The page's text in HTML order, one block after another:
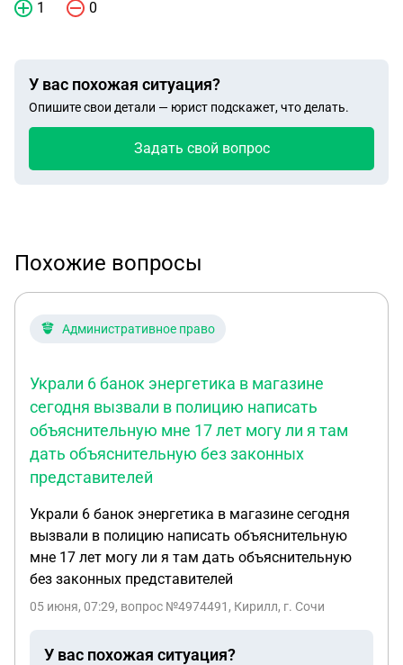
1 0
У вас похожая ситуация?
Опишите свои детали — юрист подскажет, что делать.
Задать свой вопрос
Похожие вопросы
Административное право
Украли 6 банок энергетика в магазине
сегодня вызвали в полицию написать
объяснительную мне 17 лет могу ли я там
дать объяснительную без законных
представителей
Украли 6 банок энергетика в магазине сегодня
вызвали в полицию написать объяснительную
мне 17 лет могу ли я там дать объяснительную
без законных представителей
05 июня, 07:29, вопрос №4974491, Кирилл, г. Сочи
У вас похожая ситуация?